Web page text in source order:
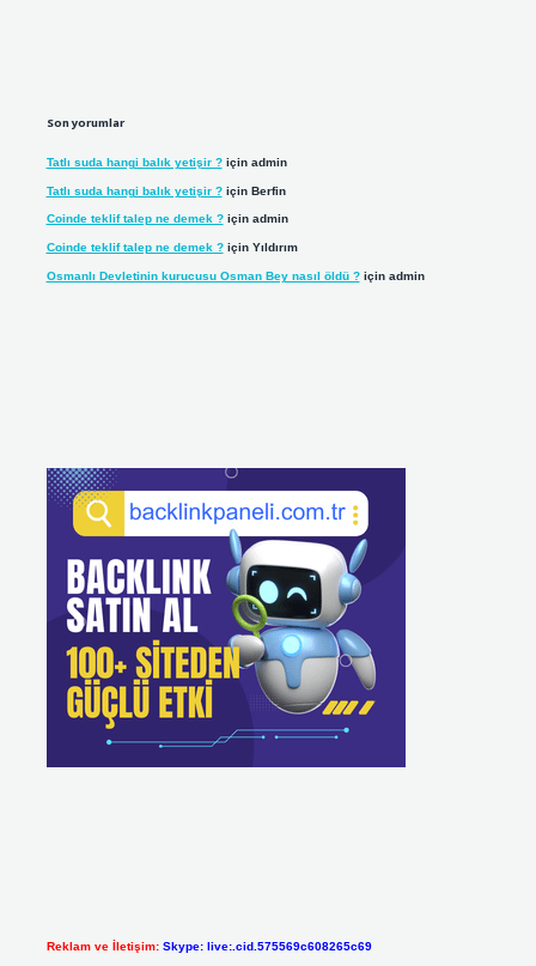
Son yorumlar
Tatlı suda hangi balık yetişir ?için admin
Tatlı suda hangi balık yetişir ?için Berfin
Coinde teklif talep ne demek ?için admin
Coinde teklif talep ne demek ?için Yıldırım
Osmanlı Devletinin kurucusu Osman Bey nasıl öldü ?için admin
Reklam ve İletişim: Skype: live:.cid.575569c608265c69